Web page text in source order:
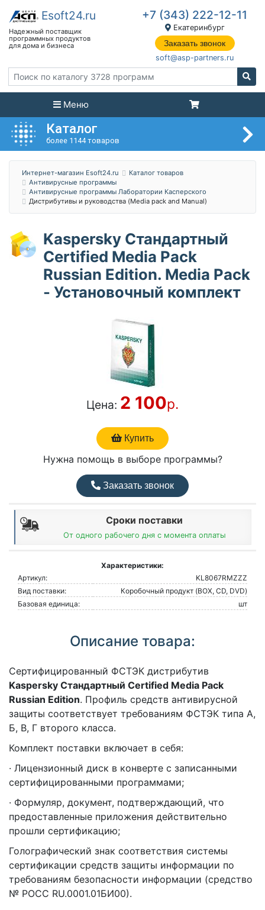
+7 (343) 222-12-11
Екатеринбург
Заказать звонок
soft@asp-partners.ru
Меню
Каталог
более 1144 товаров
Интернет-магазин Esoft24.ru
Каталог товаров
Антивирусные программы
Антивирусные программы Лаборатории Касперского
Дистрибутивы и руководства (Media pack and Manual)
Kaspersky Стандартный
Certified Media Pack
Russian Edition. Media Pack
- Установочный комплект
Цена: 2 100р.
Купить
Нужна помощь в выборе программы?
Заказать звонок
Сроки поставки
От одного рабочего дня с момента оплаты
Характеристики:
Артикул:
KL8067RMZZZ
Вид поставки:
Коробочный продукт (BOX, CD, DVD)
Базовая единица:
шт
Описание товара:
Сертифицированный ФСТЭК дистрибутив
Kaspersky Стандартный Certified Media Pack
Russian Edition. Профиль средств антивирусной
защиты соответствует требованиям ФСТЭК типа А,
Б, В, Г второго класса.
Комплект поставки включает в себя:
· Лицензионный диск в конверте с записанными
сертифицированными программами;
· Формуляр, документ, подтверждающий, что
предоставленные приложения действительно
прошли сертификацию;
Голографический знак соответствия системы
сертификации средств защиты информации по
требованиям безопасности информации (средство
№ РОСС RU.0001.01БИ00).